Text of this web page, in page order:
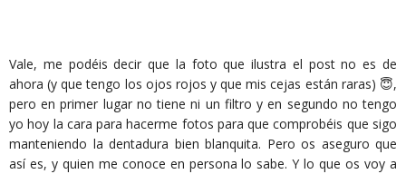
Vale, me podéis decir que la foto que ilustra el post no es de
ahora (y que tengo los ojos rojos y que mis cejas están raras) 😇,
pero en primer lugar no tiene ni un filtro y en segundo no tengo
yo hoy la cara para hacerme fotos para que comprobéis que sigo
manteniendo la dentadura bien blanquita. Pero os aseguro que
así es, y quien me conoce en persona lo sabe. Y lo que os voy a